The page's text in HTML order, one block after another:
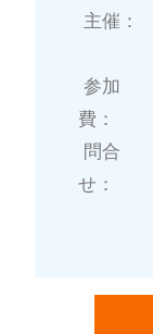
主催：
参加
費：
問合
せ：